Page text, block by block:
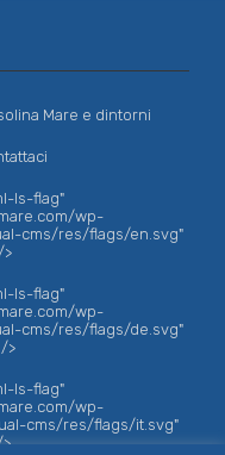
Mare e dintorni
ls-flag"
wp-
cms/res/flags/en.svg"
ls-flag"
wp-
cms/res/flags/de.svg"
>
ls-flag"
wp-
cms/res/flags/it.svg"